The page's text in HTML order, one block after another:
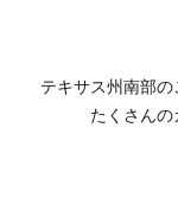
テキサス州南部
たくさん